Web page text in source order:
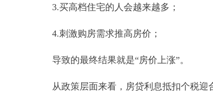
3.买高档住宅的人会越来越多；
4.刺激购房需求推高房价；
导致的最终结果就是“房价上涨”。
从政策层面来看，房贷利息抵扣个税